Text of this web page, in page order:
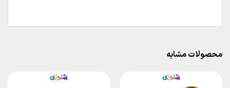
محصولات مشابه